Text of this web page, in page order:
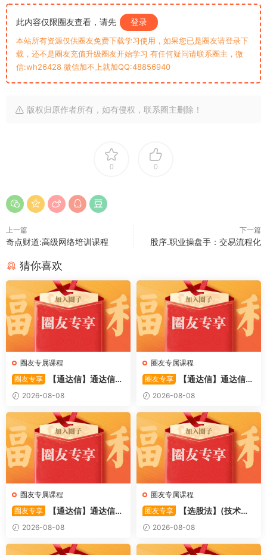
此内容仅限圈友查看，请先 登录
本站所有资源仅供圈友免费下载学习使用，如果您已是圈友请登录下
载，还不是圈友充值升级圈友开始学习 有任何疑问请联系圈主，微
信:wh26428 微信加不上就加QQ:48856940
版权归原作者所有，如有侵权，联系圈主删除！
0 0
上一篇
奇点财道:高级网络培训课程
下一篇
股序.职业操盘手：交易流程化
猜你喜欢
圈友专属课程
圈友专享
【通达信】通达信
〖备战龙妖〗副图/选股 精准
捕捉龙头启动进场信号 源码
2026-08-08
圈友专属课程
圈友专享
【通达信】通达信
〖重心突破〗主副图/选股 捕
捉股价在特定形态下的反转与
启动信号 源码
2026-08-08
圈友专属课程
圈友专享
【通达信】通达信
〖萧啸双通道〗主图指标 研判
股价运行通道、捕捉短线买卖
时机 源码
2026-08-08
圈友专属课程
圈友专享
【选股法】(技术篇)
强势个股选股法操作理念、策
略与工具（上下）视频课程 共
2个视频
2026-08-08